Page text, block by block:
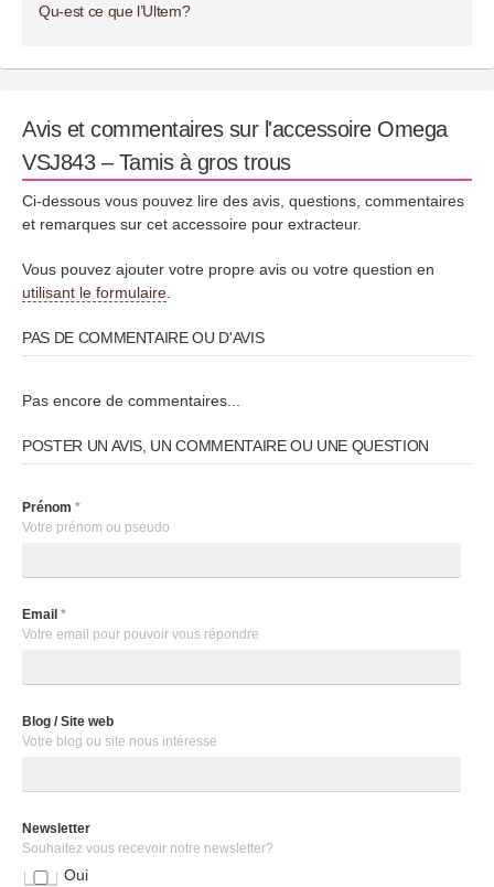
Qu-est ce que l’Ultem?
Avis et commentaires sur l'accessoire Omega
VSJ843 – Tamis à gros trous
Ci-dessous vous pouvez lire des avis, questions, commentaires
et remarques sur cet accessoire pour extracteur.
Vous pouvez ajouter votre propre avis ou votre question en
utilisant le formulaire
PAS DE COMMENTAIRE OU D'AVIS
Pas encore de commentaires...
POSTER UN AVIS, UN COMMENTAIRE OU UNE QUESTION
Prénom *
Votre prénom ou pseudo
Email *
Votre email pour pouvoir vous répondre
Blog / Site web
Votre blog ou site nous intéresse
Newsletter
Souhaitez vous recevoir notre newsletter?
Oui